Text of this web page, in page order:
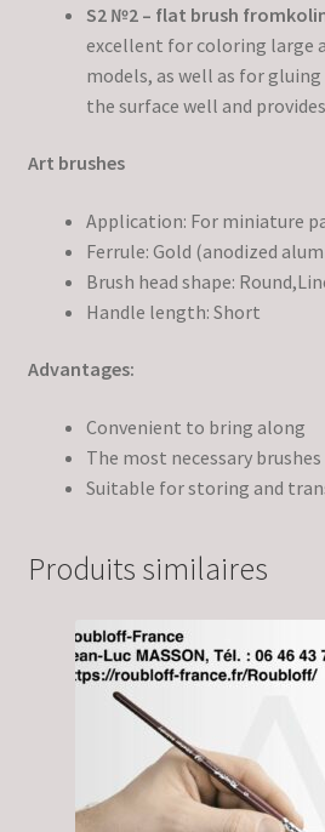
S2 №2 – flat brush
excellent for coloring large
models, as well as for
the surface well and
Art brushes
Application: For miniature
Ferrule: Gold (anodized
Brush head shape:
Handle length: Short
Advantages:
Convenient to bring along
The most necessary
Suitable for storing and
Produits similaires